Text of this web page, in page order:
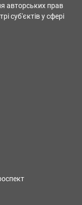
авторських прав
суб'єктів у сфері